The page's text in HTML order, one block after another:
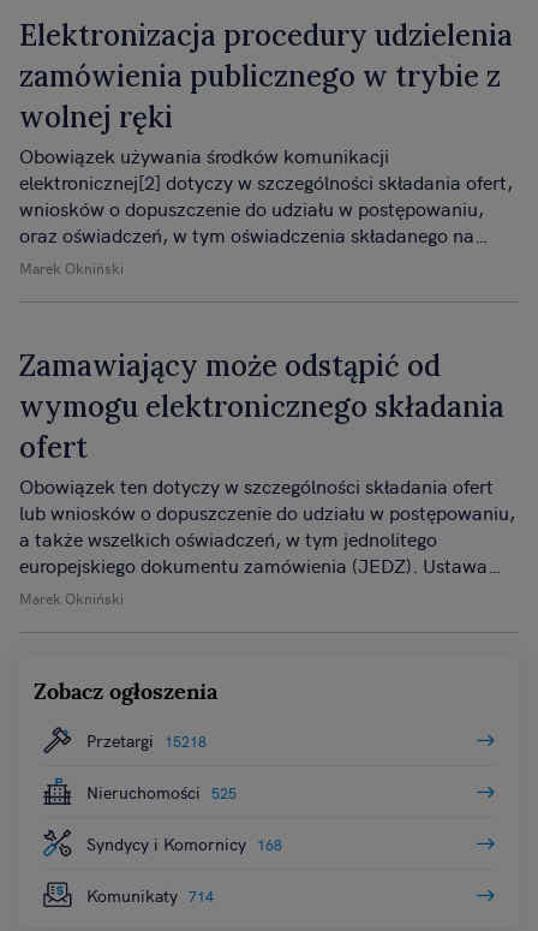
Elektronizacja procedury udzielenia
zamówienia publicznego w trybie z
wolnej ręki
Marek Okniński
Obowiązek używania środków komunikacji
elektronicznej[2] dotyczy w szczególności składania ofert,
wniosków o dopuszczenie do udziału w postępowaniu,
oraz oświadczeń, w tym oświadczenia składanego na
formularzu jednolitego europejskiego dokumentu
Zamawiający może odstąpić od
wymogu elektronicznego składania
ofert
Marek Okniński
Obowiązek ten dotyczy w szczególności składania ofert
lub wniosków o dopuszczenie do udziału w postępowaniu,
a także wszelkich oświadczeń, w tym jednolitego
europejskiego dokumentu zamówienia (JEDZ). Ustawa
Prawo zamówień publicznych przewiduje jednak
Zobacz ogłoszenia
Przetargi 15218
Nieruchomości 525
Syndycy i Komornicy 168
Komunikaty 714